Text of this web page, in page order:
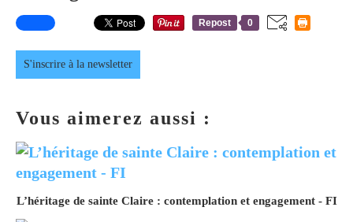
Repost 0
S'inscrire à la newsletter
Vous aimerez aussi :
L’héritage de sainte Claire : contemplation et engagement - FI